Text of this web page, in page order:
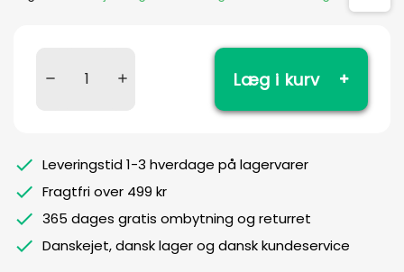
Læg i kurv
Leveringstid 1-3 hverdage på lagervarer
Fragtfri over 499 kr
365 dages gratis ombytning og returret
Danskejet, dansk lager og dansk kundeservice